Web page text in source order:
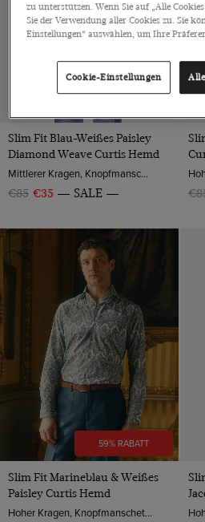
Slim Fit Blau-Weißes Paisley
Diamond Weave Curtis Hemd
Mittlerer Kragen, Knopfmanschette, Baumwolle
€85 €35 SALE
59% RABATT
Slim Fit Marineblau & Weißes
Paisley Curtis Hemd
Hoher Kragen, Knopfmanschette, Baumwolle
zu unterstützen. Wenn Sie auf „Alle
Sie der Verwendung aller Cookies zu. Sie
Einstellungen“ auswählen, um Ihre
Cookie-Einstellungen